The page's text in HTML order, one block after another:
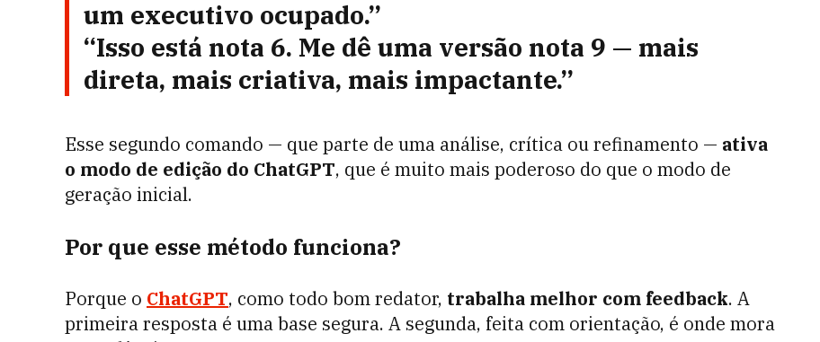
um executivo ocupado.”
“Isso está nota 6. Me dê uma versão nota 9 — mais
direta, mais criativa, mais impactante.”
Esse segundo comando — que parte de uma análise, crítica ou refinamento — ativa
o modo de edição do ChatGPT, que é muito mais poderoso do que o modo de
geração inicial.
Por que esse método funciona?
Porque o ChatGPT, como todo bom redator, trabalha melhor com feedback. A
primeira resposta é uma base segura. A segunda, feita com orientação, é onde mora